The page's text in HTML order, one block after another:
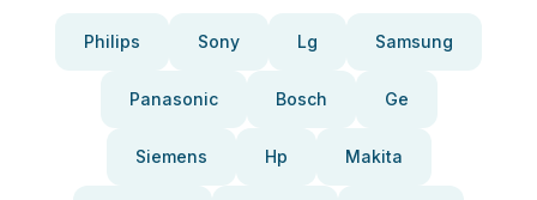
Philips Sony Lg Samsung
Panasonic Bosch Ge
Siemens Hp Makita